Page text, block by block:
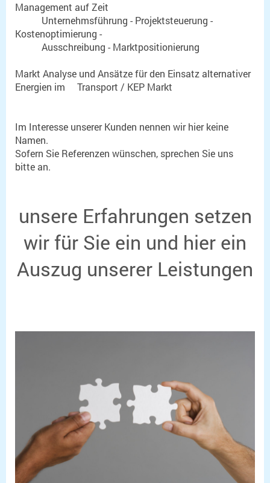
Management auf Zeit
Unternehmsführung - Projektsteuerung -
Kostenoptimierung -
Ausschreibung - Marktpositionierung
Markt Analyse und Ansätze für den Einsatz alternativer
Energien im Transport / KEP Markt
Im Interesse unserer Kunden nennen wir hier keine
Namen.
Sofern Sie Referenzen wünschen, sprechen Sie uns
bitte an.
unsere Erfahrungen setzen
wir für Sie ein und hier ein
Auszug unserer Leistungen